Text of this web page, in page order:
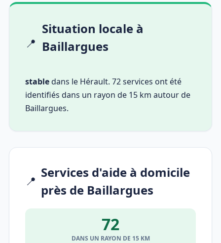
📍
Situation locale à
Baillargues
stabledans le Hérault. 72 services ont été
identifiés dans un rayon de 15 km autour de
Baillargues.
📍
Services d'aide à domicile
près de Baillargues
72
DANS UN RAYON DE 15 KM